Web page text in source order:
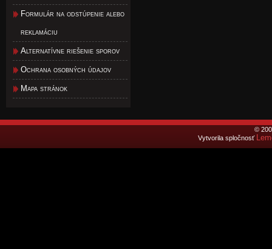
Formulár na odstúpenie alebo
reklamáciu
Alternatívne riešenie sporov
Ochrana osobných údajov
Mapa stránok
©
Vytvorila spločnosť